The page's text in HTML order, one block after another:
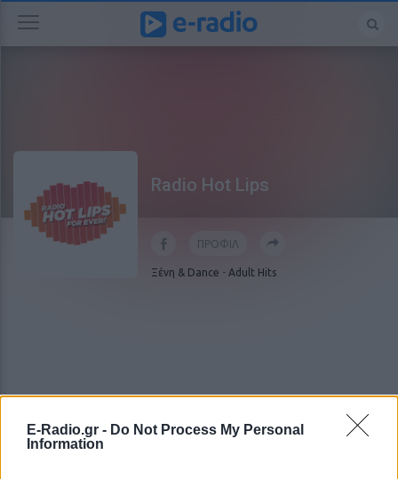
E-Radio.gr - Do Not Process My Personal
Information
Radio Hot Lips
ΠΡΟΦΙΛ
Ξένη & Dance - Adult Hits